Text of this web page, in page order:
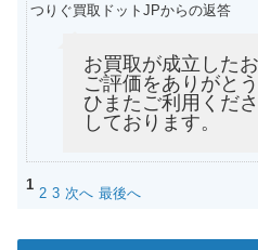
つりぐ買取ドットJPからの返答
お買取が成立した
ご評価をありがと
ひまたご利用くだ
しております。
1
2 3 次へ 最後へ